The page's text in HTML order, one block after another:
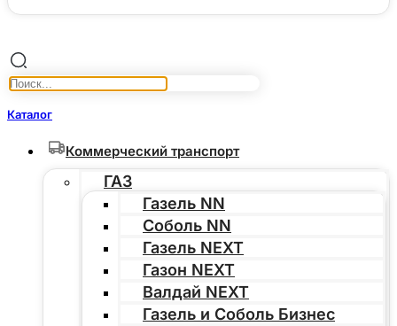
Каталог
Коммерческий транспорт
ГАЗ
Газель NN
Соболь NN
Газель NEXT
Газон NEXT
Валдай NEXT
Газель и Соболь Бизнес